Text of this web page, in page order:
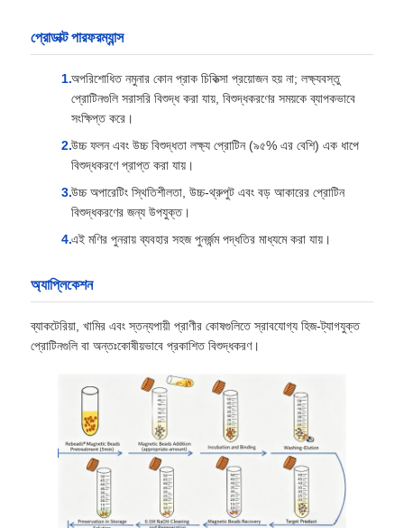
প্রোডাক্ট পারফরম্যান্স
অপরিশোধিত নমুনার কোন প্রাক চিকিত্সা প্রয়োজন হয় না; লক্ষ্যবস্তু
প্রোটিনগুলি সরাসরি বিশুদ্ধ করা যায়, বিশুদ্ধকরণের সময়কে ব্যাপকভাবে
সংক্ষিপ্ত করে।
উচ্চ ফলন এবং উচ্চ বিশুদ্ধতা লক্ষ্য প্রোটিন (৯৫% এর বেশি) এক ধাপে
বিশুদ্ধকরণে প্রাপ্ত করা যায়।
উচ্চ অপারেটিং স্থিতিশীলতা, উচ্চ-থ্রুপুট এবং বড় আকারের প্রোটিন
বিশুদ্ধকরণের জন্য উপযুক্ত।
এই মণির পুনরায় ব্যবহার সহজ পুনর্জন্ম পদ্ধতির মাধ্যমে করা যায়।
অ্যাপ্লিকেশন
ব্যাকটেরিয়া, খামির এবং স্তন্যপায়ী প্রাণীর কোষগুলিতে স্রাবযোগ্য হিজ-ট্যাগযুক্ত
প্রোটিনগুলি বা অন্তঃকোষীয়ভাবে প্রকাশিত বিশুদ্ধকরণ।